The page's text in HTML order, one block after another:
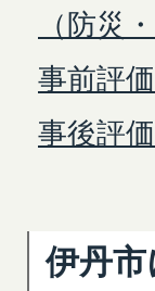
（防災
事前評
事後評
伊丹